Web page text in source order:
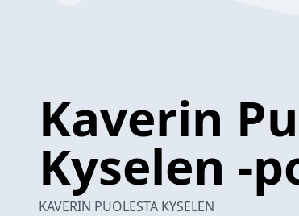
Kaverin
Kyselen -
KAVERIN PUOLESTA KYSELEN